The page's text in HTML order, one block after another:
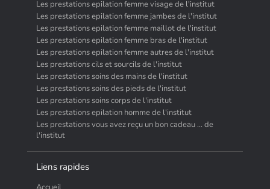
Les prestations epilation femme visage de l'institut
Les prestations epilation femme jambes de l'institut
Les prestations epilation femme maillot de l'institut
Les prestations epilation femme bras de l'institut
Les prestations epilation femme autres de l'institut
Les prestations cils et sourcils de l'institut
Les prestations soins des mains de l'institut
Les prestations soins des pieds de l'institut
Les prestations soins corps de l'institut
Les prestations epilation homme de l'institut
Les prestations vous avez reçu un bon cadeau ... de
l'institut
Liens rapides